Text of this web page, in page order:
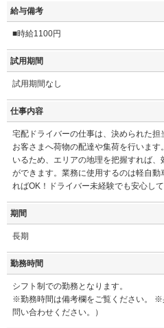
給与備考
■時給1100円
試用期間
試用期間なし
仕事内容
宅配ドライバーの仕事は、決められた
お客さまへ荷物の配達や集荷を行います
いるため、エリアの地理を把握すれば、
ができます。業務に使用するのは軽自動
ればOK！ドライバー未経験でも安心して
期間
長期
勤務時間
シフト制での勤務となります。
※勤務時間は備考欄をご覧ください。
問い合わせください。）